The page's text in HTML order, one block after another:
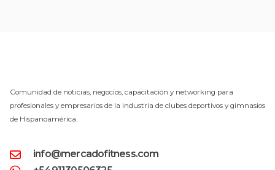
Comunidad de noticias, negocios, capacitación y networking para
profesionales y empresarios de la industria de clubes deportivos y gimnasios
de Hispanoamérica.
info@mercadofitness.com